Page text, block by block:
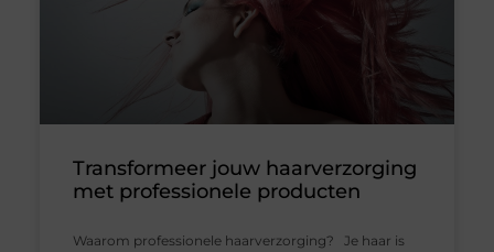
Transformeer jouw haarverzorging
met professionele producten
Waarom professionele haarverzorging? Je haar is